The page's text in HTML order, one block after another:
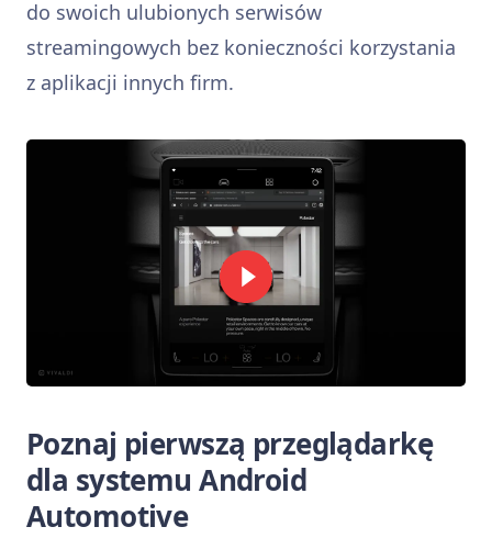
do swoich ulubionych serwisów
streamingowych bez konieczności korzystania
z aplikacji innych firm.
Poznaj pierwszą przeglądarkę
dla systemu Android
Automotive